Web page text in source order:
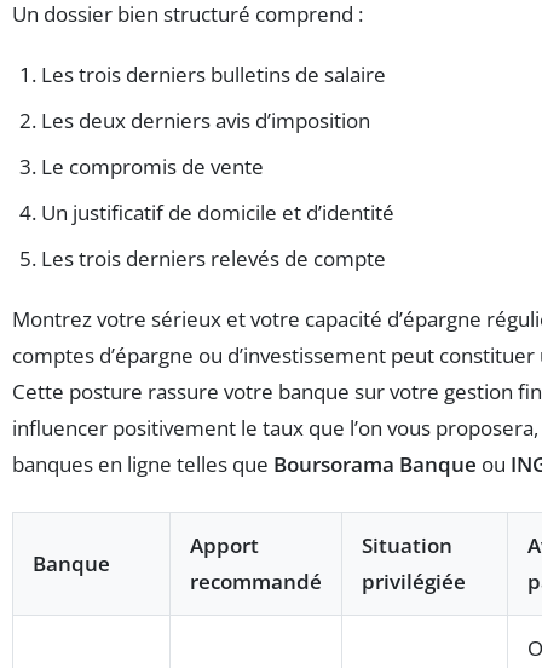
Un dossier bien structuré comprend :
Les trois derniers bulletins de salaire
Les deux derniers avis d’imposition
Le compromis de vente
Un justificatif de domicile et d’identité
Les trois derniers relevés de compte
Montrez votre sérieux et votre capacité d’épargne
comptes d’épargne ou d’investissement peut
Cette posture rassure votre banque sur votre gestion
influencer positivement le taux que l’on vous
banques en ligne telles que Boursorama Banque ou
Banque
Apport
recommandé
Situation
privilégiée